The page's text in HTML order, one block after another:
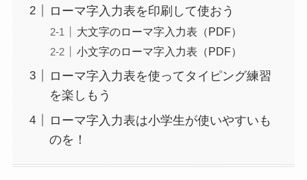
ローマ字入力表を印刷して使おう
大文字のローマ字入力表（PDF）
小文字のローマ字入力表（PDF）
ローマ字入力表を使ってタイピング練習
を楽しもう
ローマ字入力表は小学生が使いやすいも
のを！